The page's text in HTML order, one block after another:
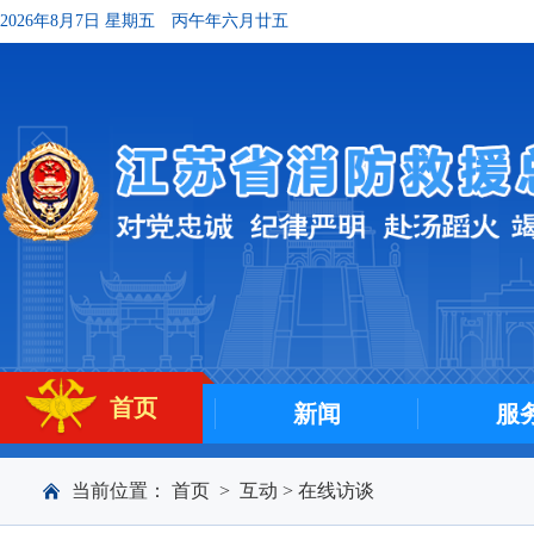
2026年8月7日 星期五 丙午年六月廿五
首页 新闻 服
当前位置： 首页 > 互动 > 在线访谈